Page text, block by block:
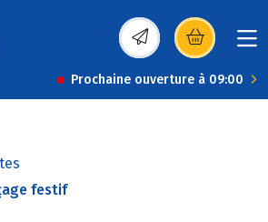
(s’ouvre dans une
Prochaine ouverture à 09:00
festif